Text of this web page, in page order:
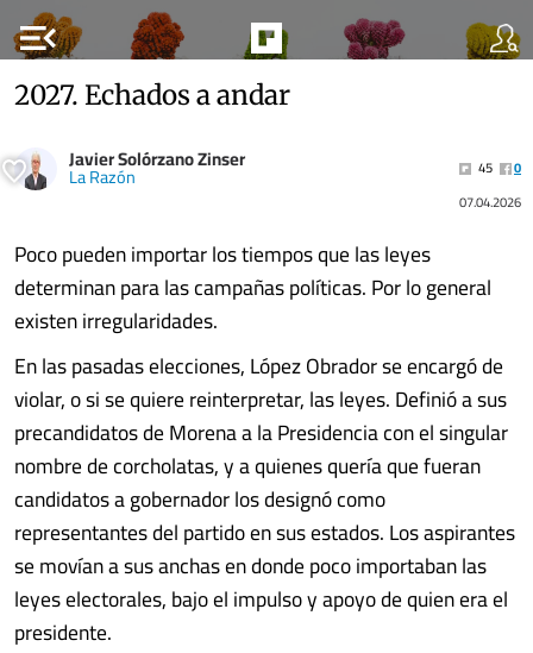
menu_open
2027. Echados a andar
Javier Solórzano Zinser
La Razón 45
0
07.04.2026
Poco pueden importar los tiempos que las leyes
determinan para las campañas políticas. Por lo general
existen irregularidades.
En las pasadas elecciones, López Obrador se encargó de
violar, o si se quiere reinterpretar, las leyes. Definió a sus
precandidatos de Morena a la Presidencia con el singular
nombre de corcholatas, y a quienes quería que fueran
candidatos a gobernador los designó como
representantes del partido en sus estados. Los aspirantes
se movían a sus anchas en donde poco importaban las
leyes electorales, bajo el impulso y apoyo de quien era el
presidente.